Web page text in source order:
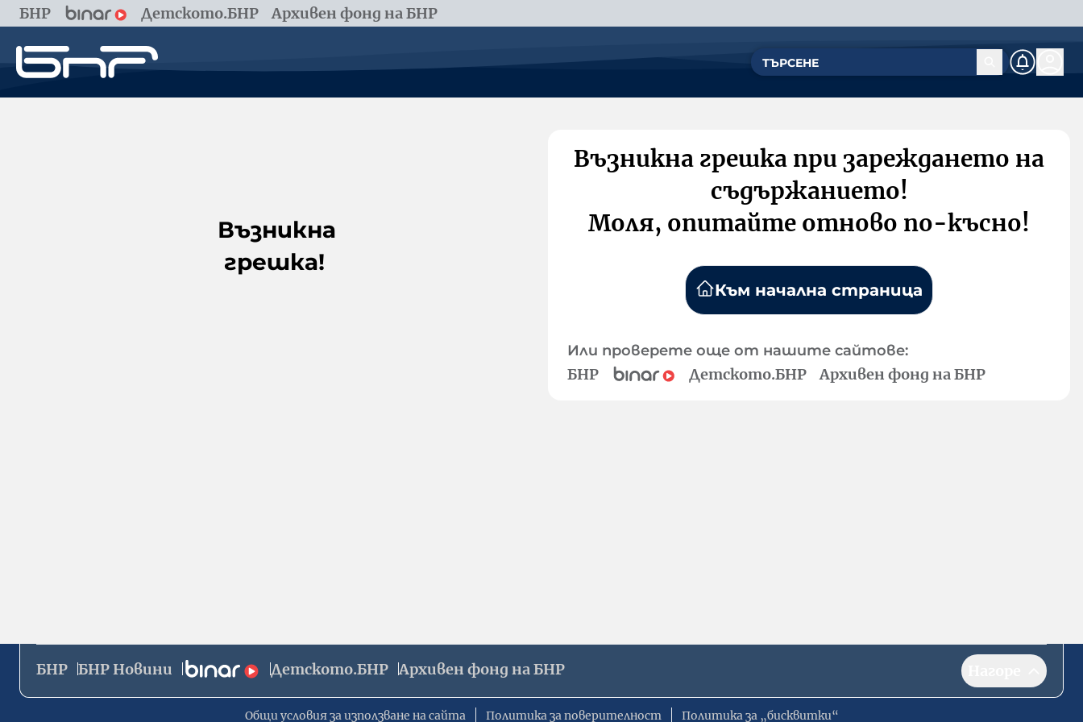
БНР Детското.БНР Архивен фонд на БНР
Възникна
грешка!
Възникна грешка при зареждането на
съдържанието!
Моля, опитайте отново по-късно!
Към начална страница
Или проверете още от нашите сайтове:
БНР Детското.БНР Архивен фонд на БНР
БНР БНР Новини Детското.БНР Архивен фонд на БНР
Общи условия за използване на сайта Политика за поверителност Политика за „бисквитки“